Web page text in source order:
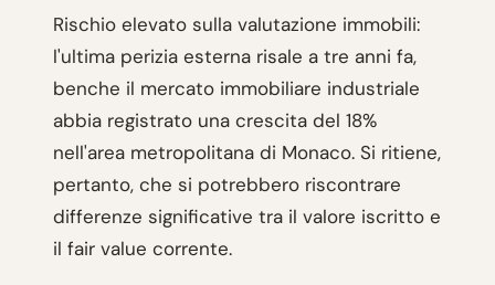
Rischio elevato sulla valutazione immobili:
l'ultima perizia esterna risale a tre anni fa,
benche il mercato immobiliare industriale
abbia registrato una crescita del 18%
nell'area metropolitana di Monaco. Si ritiene,
pertanto, che si potrebbero riscontrare
differenze significative tra il valore iscritto e
il fair value corrente.